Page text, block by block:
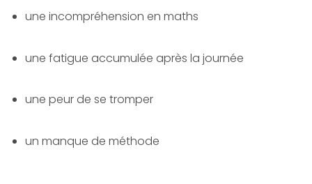
une incompréhension en maths
une fatigue accumulée après la journée
une peur de se tromper
un manque de méthode